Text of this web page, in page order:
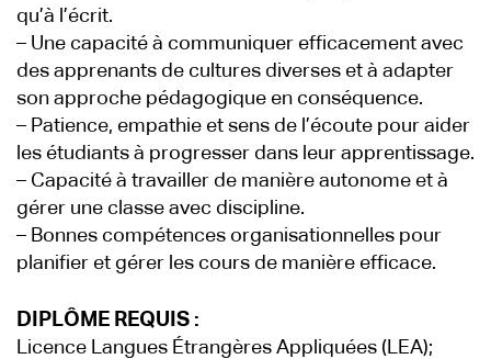
qu’à l’écrit.
– Une capacité à communiquer efficacement avec
des apprenants de cultures diverses et à adapter
son approche pédagogique en conséquence.
– Patience, empathie et sens de l’écoute pour aider
les étudiants à progresser dans leur apprentissage.
– Capacité à travailler de manière autonome et à
gérer une classe avec discipline.
– Bonnes compétences organisationnelles pour
planifier et gérer les cours de manière efficace.
DIPLÔME REQUIS :
Licence Langues Étrangères Appliquées (LEA);